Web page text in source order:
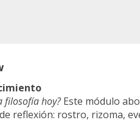
filosofía hoy?Este módulo
reflexión: rostro, rizoma,